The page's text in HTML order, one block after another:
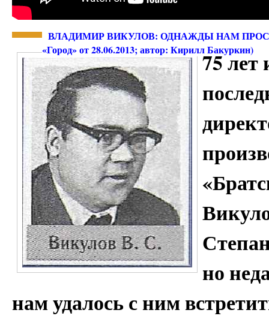
ВЛАДИМИР ВИКУЛОВ: ОДНАЖДЫ НАМ
«Город» от 28.06.2013; автор: Кирилл Бакуркин)
75 лет
но
нам удалось с ним